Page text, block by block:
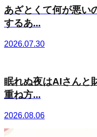
あざとくて何が悪い
するあ...
2026.07.30
眠れぬ夜はAIさんと
重ね方...
2026.08.06